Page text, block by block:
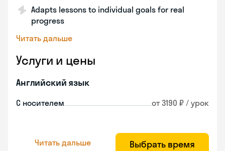
Adapts lessons to individual goals for real
progress
Читать дальше
Услуги и цены
Английский язык
С носителем от 3190 ₽ / урок
Читать дальше Выбрать время